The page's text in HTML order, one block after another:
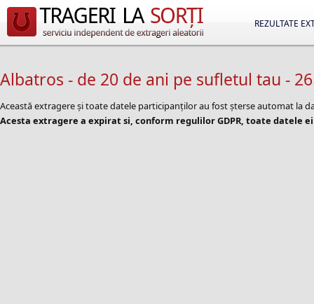
REZULTATE
Albatros - de 20 de ani pe sufletul tau -
Această extragere și toate datele participanților au fost șterse automat la
Acesta extragere a expirat si, conform regulilor GDPR, toate datele